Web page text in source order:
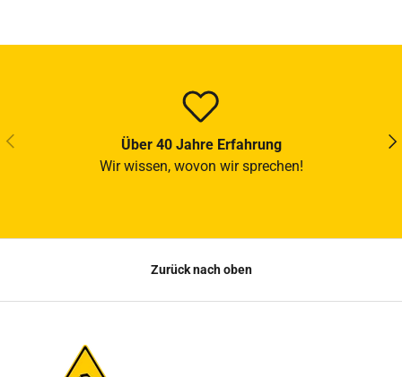
VORHERIGE
Über 40 Jahre Erfahrung
Wir wissen, wovon wir sprechen!
Zurück nach oben